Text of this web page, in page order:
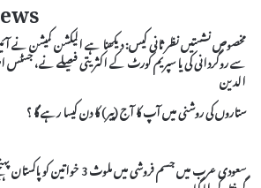
مخصوص نشستیں نظر ثانی کیس: دیکھنا ہے الیکشن کمیشن نے
سے روگردانی کی یا سپریم کورٹ کے اکثریتی فیصلے نے، جسٹس
الدین
ستاروں کی روشنی میں آپ کا آج (پیر) کا دن کیسا رہے گا ؟
سعودی عرب میں جسم فروشی میں ملوث 3 خواتین کو